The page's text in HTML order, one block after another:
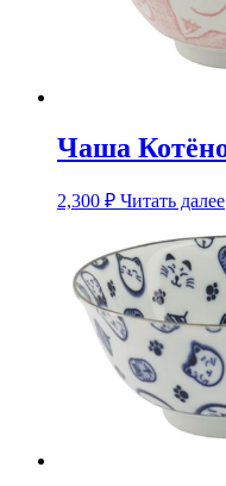
Чаша
2,300 ₽ Читать далее